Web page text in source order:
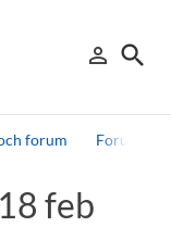
person_outline
Logga in
search
Sök
forum Forum för
feb